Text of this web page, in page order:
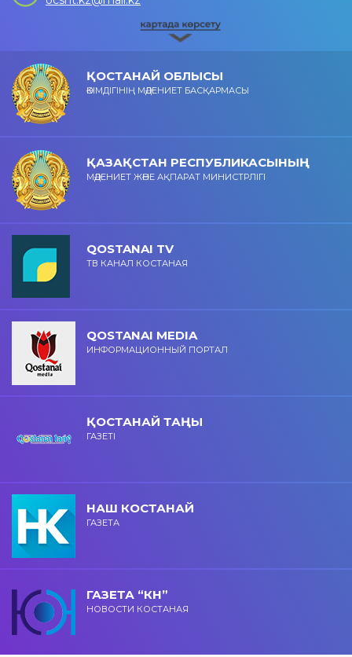
ҚОСТАНАЙ ОБЛЫСЫ
ӘКІМДІГІНІҢ МӘДЕНИЕТ БАСҚАРМАСЫ
ҚАЗАҚСТАН РЕСПУБЛИКАСЫНЫҢ
МӘДЕНИЕТ ЖӘНЕ АҚПАРАТ МИНИСТРЛІГІ
QOSTANAI TV
ТВ КАНАЛ КОСТАНАЯ
QOSTANAI MEDIA
ИНФОРМАЦИОННЫЙ ПОРТАЛ
ҚОСТАНАЙ ТАҢЫ
ГАЗЕТІ
НАШ КОСТАНАЙ
ГАЗЕТА
ГАЗЕТА “КН”
НОВОСТИ КОСТАНАЯ